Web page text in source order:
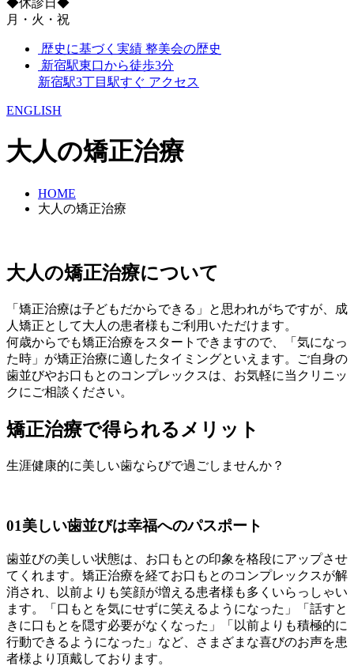
◆休診日◆
月・火・祝
歴史に基づく実績 整美会の歴史
新宿駅東口から徒歩3分
新宿駅3丁目駅すぐ アクセス
ENGLISH
大人の矯正治療
HOME
大人の矯正治療
大人の矯正治療について
「矯正治療は子どもだからできる」と思われがちですが、成
人矯正として大人の患者様もご利用いただけます。
何歳からでも矯正治療をスタートできますので、「気になっ
た時」が矯正治療に適したタイミングといえます。ご自身の
歯並びやお口もとのコンプレックスは、お気軽に当クリニッ
クにご相談ください。
矯正治療で得られるメリット
生涯健康的に美しい歯ならびで過ごしませんか？
01美しい歯並びは幸福へのパスポート
歯並びの美しい状態は、お口もとの印象を格段にアップさせ
てくれます。矯正治療を経てお口もとのコンプレックスが解
消され、以前よりも笑顔が増える患者様も多くいらっしゃい
ます。「口もとを気にせずに笑えるようになった」「話すと
きに口もとを隠す必要がなくなった」「以前よりも積極的に
行動できるようになった」など、さまざまな喜びのお声を患
者様より頂戴しております。